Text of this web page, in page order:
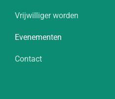
Vrijwilliger worden
Evenementen
Contact